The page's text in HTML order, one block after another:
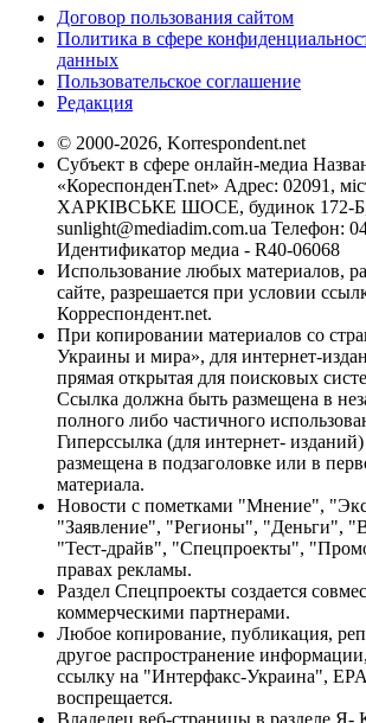
Договор пользования сайтом
Политика в сфере
данных
Пользовательское соглашение
Редакция
© 2000-2026, Korrespondent.net
Субъект в сфере онлайн-медиа
«КореспонденТ.net» Адрес: 02091,
ХАРКІВСЬКЕ ШОСЕ, будинок 172-Б,
sunlight@mediadim.com.ua Телефон:
Идентификатор медиа - R40-06068
Использование любых материалов,
сайте, разрешается при условии
Корреспондент.net.
При копировании материалов со
Украины и мира», для интернет-
прямая открытая для поисковых
Ссылка должна быть размещена в
полного либо частичного
Гиперссылка (для интернет-
размещена в подзаголовке или в
материала.
Новости с пометками "Мнение",
"Заявление", "Регионы", "Деньги",
"Тест-драйв", "Спецпроекты",
правах рекламы.
Раздел Спецпроекты создается
коммерческими партнерами.
Любое копирование, публикация,
другое распространение
ссылку на "Интерфакс-Украина",
воспрещается.
Владелец веб-страницы в разделе Я-